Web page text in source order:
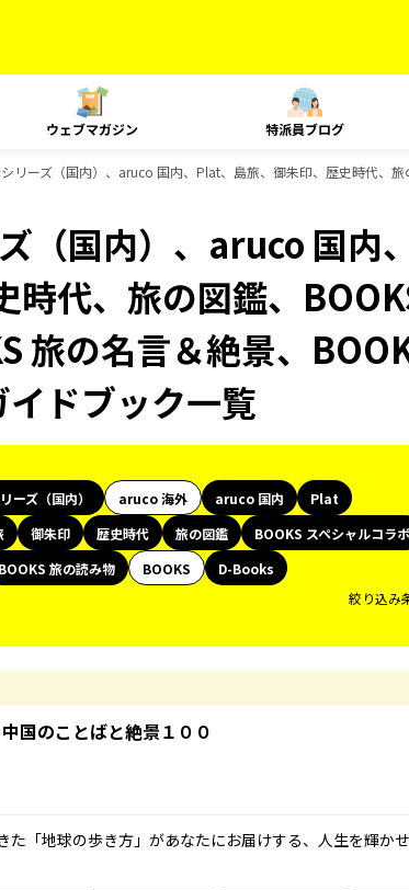
ウェブマガジン 特派員ブログ
リーズ（国内）、aruco 国内、Plat、島旅、御朱印、歴史時代、
（国内）、aruco 国内
代、旅の図鑑、
旅の名言＆絶景、
ドブック一覧
ーズ（国内） aruco 海外 aruco 国内
Plat
御朱印 歴史時代 旅の図鑑
BOOKS スペシャルコラボ
BOOKS 旅の読み物 BOOKS
D-Books
絞り込み
国のことばと絶景１００
た「地球の歩き方」があなたにお届けする、人生を輝か